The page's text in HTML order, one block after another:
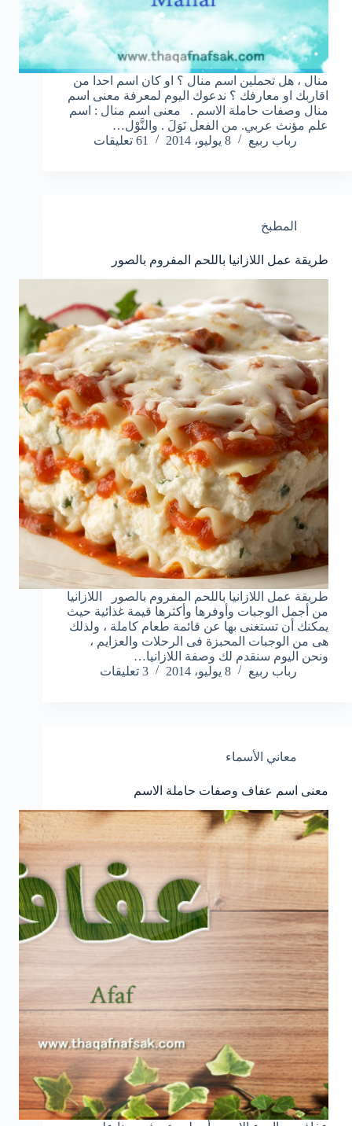
منال ، هل تحملين اسم منال ؟ او كان اسم احدا من
اقاربك او معارفك ؟ ندعوك اليوم لمعرفة معنى اسم
منال وصفات حاملة الاسم . معنى اسم منال : اسم
علم مؤنث عربي. من الفعل نَوَلَ . والنَّوْل…
رباب ربيع
8 يوليو، 2014 61 تعليقات
المطبخ
طريقة عمل اللازانيا باللحم المفروم بالصور
طريقة عمل اللازانيا باللحم المفروم بالصور اللازانيا
من أجمل الوجبات وأوفرها وأكثرها قيمة غذائية حيث
يمكنك أن تستغنى بها عن قائمة طعام كاملة ، ولذلك
هى من الوجبات المحبزة فى الرحلات والعزايم ،
ونحن اليوم سنقدم لك وصفة اللازانيا…
رباب ربيع
8 يوليو، 2014 3 تعليقات
معاني الأسماء
معنى اسم عفاف وصفات حاملة الاسم